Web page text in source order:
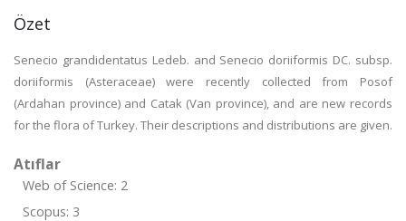
Özet
Senecio grandidentatus Ledeb. and Senecio doriiformis DC. subsp.
doriiformis (Asteraceae) were recently collected from Posof
(Ardahan province) and Catak (Van province), and are new records
for the flora of Turkey. Their descriptions and distributions are given.
Atıflar
Web of Science: 2
Scopus: 3